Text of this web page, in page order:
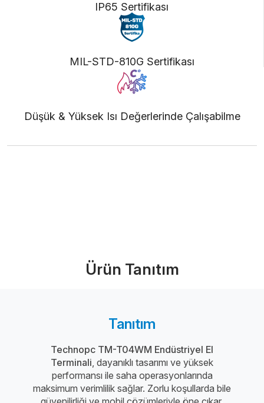
IP65 Sertifikası
MIL-STD-810G Sertifikası
Düşük & Yüksek Isı Değerlerinde Çalışabilme
Ürün Tanıtım
Tanıtım
Technopc TM-T04WM Endüstriyel El
Terminali, dayanıklı tasarımı ve yüksek
performansı ile saha operasyonlarında
maksimum verimlilik sağlar. Zorlu koşullarda bile